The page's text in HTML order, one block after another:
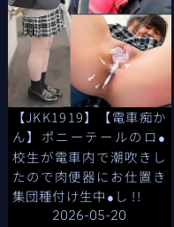
【JKK1919】【電車痴か
ん】ポニーテールのロ ●
校生が電車内で潮吹きし
たので肉便器にお仕置き
集団種付け生中 ● し !!
2026-05-20